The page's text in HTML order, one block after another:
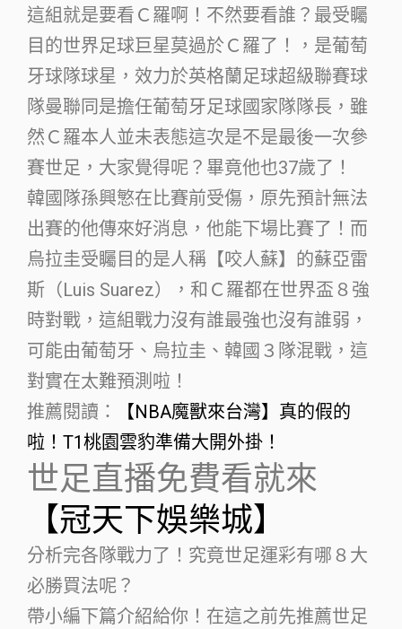
這組就是要看Ｃ羅啊！不然要看誰？最受矚
目的世界足球巨星莫過於Ｃ羅了！，是葡萄
牙球隊球星，效力於英格蘭足球超級聯賽球
隊曼聯同是擔任葡萄牙足球國家隊隊長，雖
然Ｃ羅本人並未表態這次是不是最後一次參
賽世足，大家覺得呢？畢竟他也37歲了！
韓國隊孫興慜在比賽前受傷，原先預計無法
出賽的他傳來好消息，他能下場比賽了！而
烏拉圭受矚目的是人稱【咬人蘇】的蘇亞雷
斯（Luis Suarez），和Ｃ羅都在世界盃８強
時對戰，這組戰力沒有誰最強也沒有誰弱，
可能由葡萄牙、烏拉圭、韓國３隊混戰，這
對實在太難預測啦！
推薦閱讀：
【NBA魔獸來台灣】真的假的
啦！T1桃園雲豹準備大開外掛！
世足直播免費看就來
【冠天下娛樂城】
分析完各隊戰力了！究竟世足運彩有哪８大
必勝買法呢？
帶小編下篇介紹給你！在這之前先推薦世足